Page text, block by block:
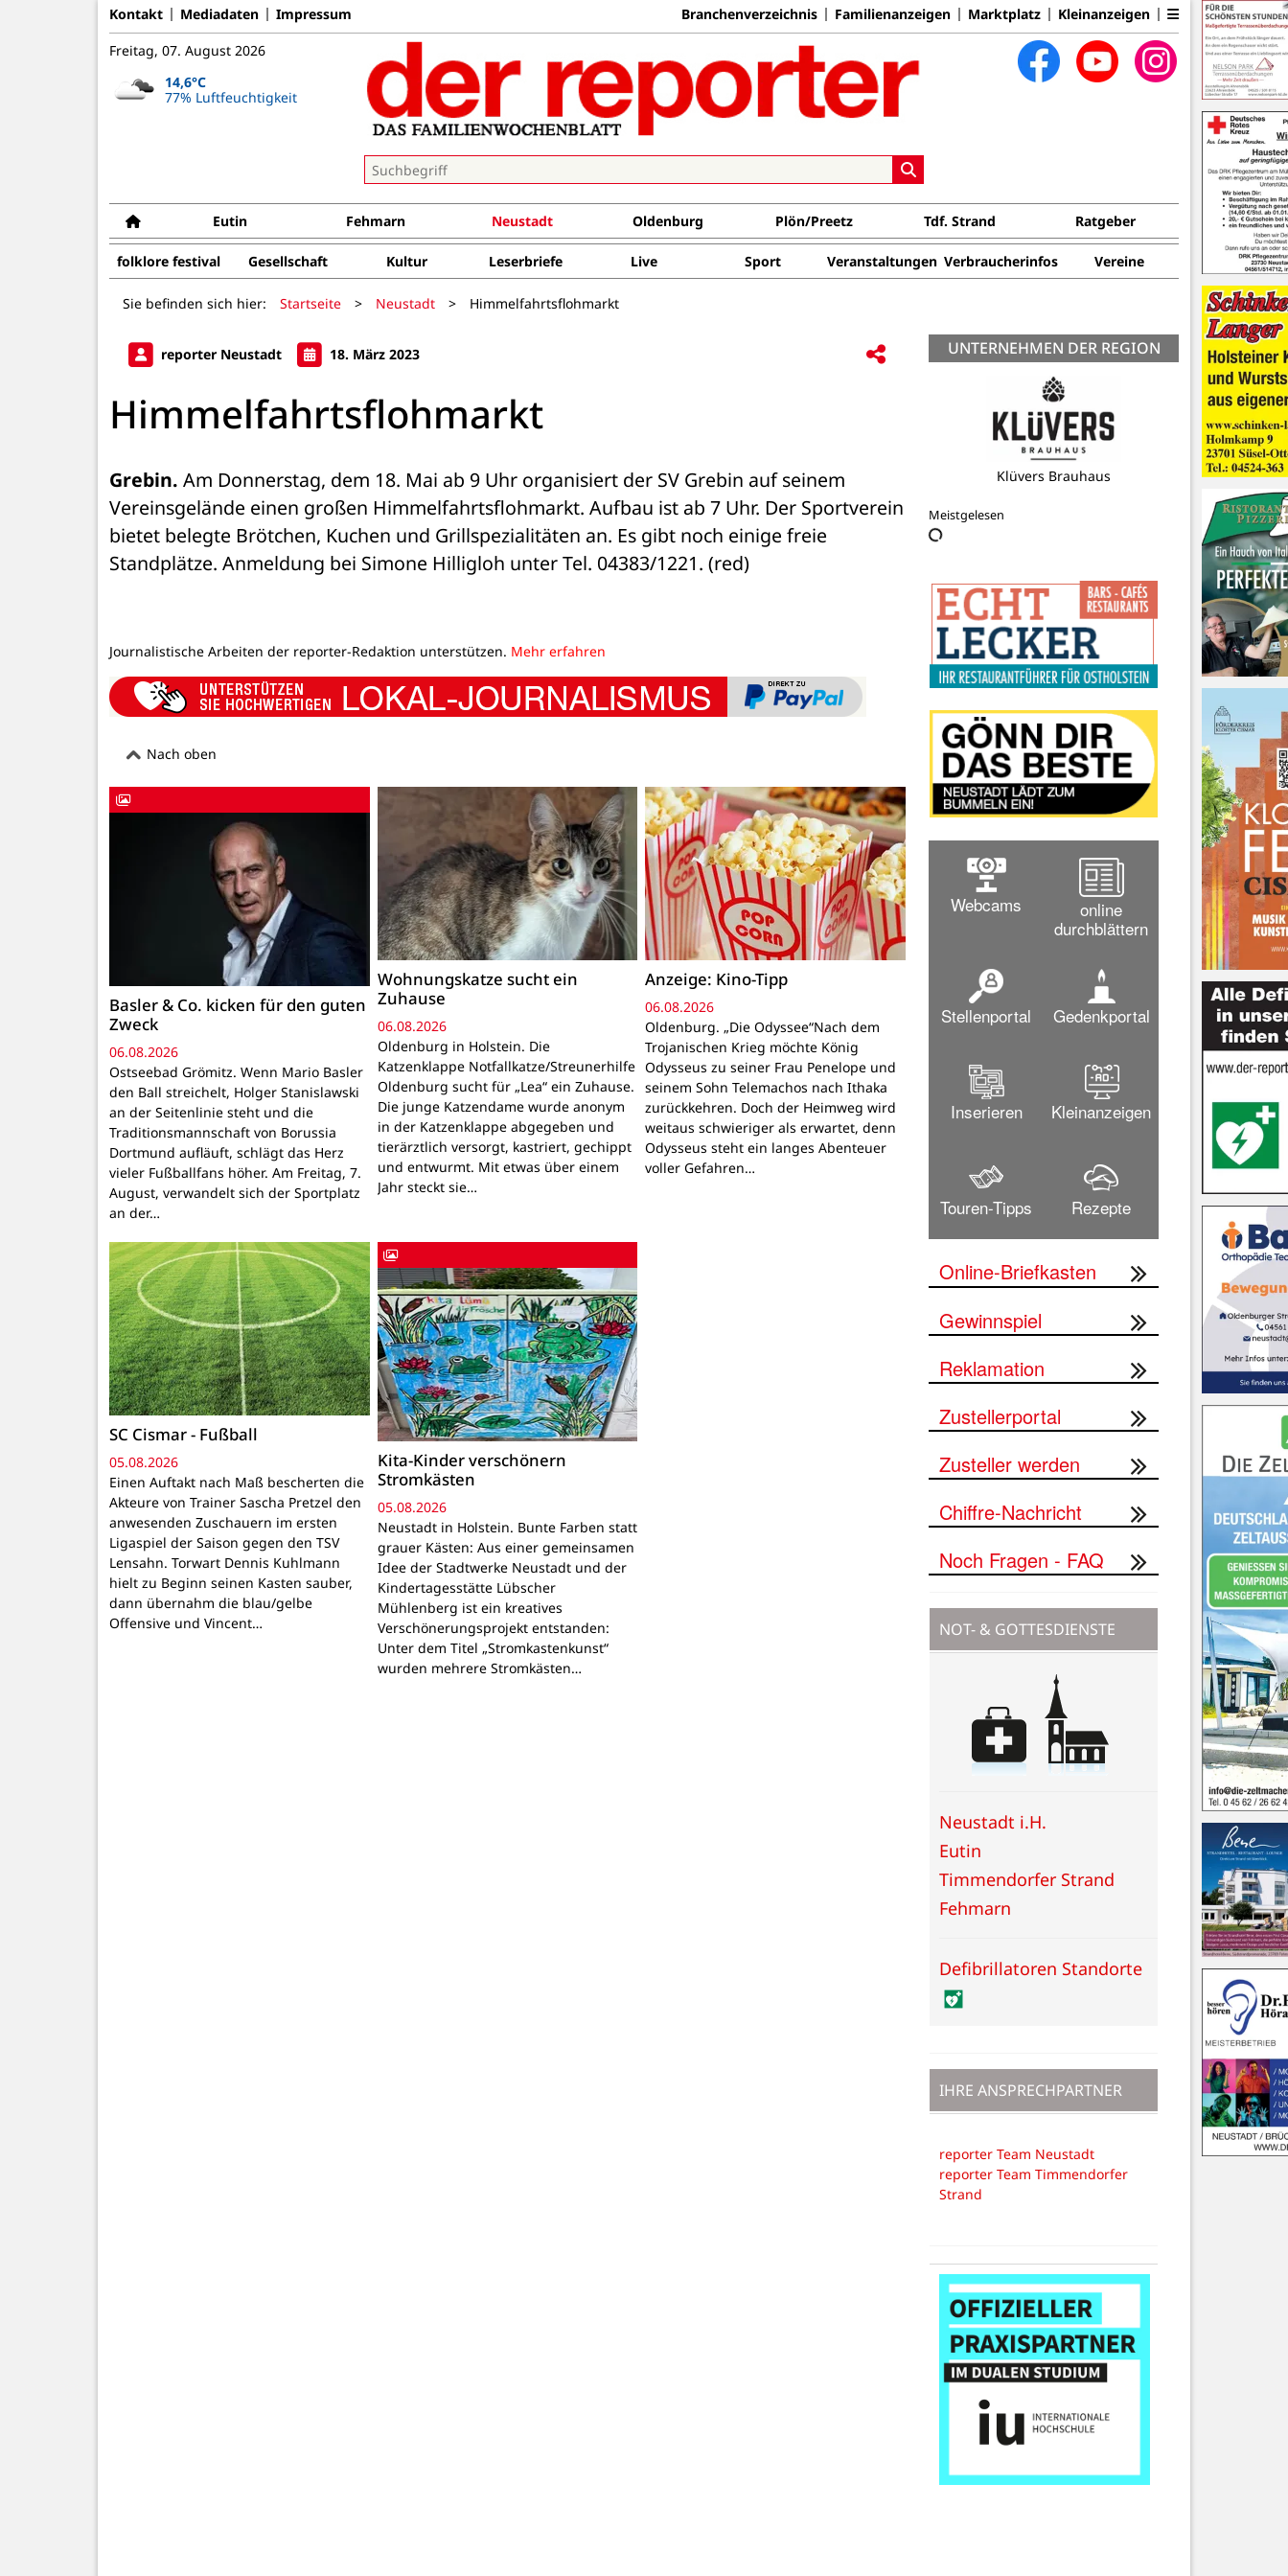
Kontakt Mediadaten Impressum Branchenverzeichnis Familienanzeigen Marktplatz Kleinanzeigen
Freitag, 07. August 2026
14,6°C
77% Luftfeuchtigkeit
Eutin Fehmarn Neustadt Oldenburg Plön/Preetz Tdf. Strand Ratgeber
folklore festival Gesellschaft Kultur Leserbriefe Live Sport Veranstaltungen Verbraucherinfos Vereine
Sie befinden sich hier: Startseite > Neustadt > Himmelfahrtsflohmarkt
reporter Neustadt 18. März 2023
Himmelfahrtsflohmarkt
Grebin. Am Donnerstag, dem 18. Mai ab 9 Uhr organisiert der SV Grebin auf seinem
Vereinsgelände einen großen Himmelfahrtsflohmarkt. Aufbau ist ab 7 Uhr. Der Sportverein
bietet belegte Brötchen, Kuchen und Grillspezialitäten an. Es gibt noch einige freie
Standplätze. Anmeldung bei Simone Hilligloh unter Tel. 04383/1221. (red)
Journalistische Arbeiten der reporter-Redaktion unterstützen. Mehr erfahren
Nach oben
Basler & Co. kicken für den guten
Zweck
06.08.2026
Ostseebad Grömitz. Wenn Mario Basler
den Ball streichelt, Holger Stanislawski
an der Seitenlinie steht und die
Traditionsmannschaft von Borussia
Dortmund aufläuft, schlägt das Herz
vieler Fußballfans höher. Am Freitag, 7.
August, verwandelt sich der Sportplatz
an der…
Wohnungskatze sucht ein
Zuhause
06.08.2026
Oldenburg in Holstein. Die
Katzenklappe Notfallkatze/Streunerhilfe
Oldenburg sucht für „Lea“ ein Zuhause.
Die junge Katzendame wurde anonym
in der Katzenklappe abgegeben und
tierärztlich versorgt, kastriert, gechippt
und entwurmt. Mit etwas über einem
Jahr steckt sie…
Anzeige: Kino-Tipp
06.08.2026
Oldenburg. „Die Odyssee“Nach dem
Trojanischen Krieg möchte König
Odysseus zu seiner Frau Penelope und
seinem Sohn Telemachos nach Ithaka
zurückkehren. Doch der Heimweg wird
weitaus schwieriger als erwartet, denn
Odysseus steht ein langes Abenteuer
voller Gefahren…
SC Cismar - Fußball
05.08.2026
Einen Auftakt nach Maß bescherten die
Akteure von Trainer Sascha Pretzel den
anwesenden Zuschauern im ersten
Ligaspiel der Saison gegen den TSV
Lensahn. Torwart Dennis Kuhlmann
hielt zu Beginn seinen Kasten sauber,
dann übernahm die blau/gelbe
Offensive und Vincent…
Kita-Kinder verschönern
Stromkästen
05.08.2026
Neustadt in Holstein. Bunte Farben statt
grauer Kästen: Aus einer gemeinsamen
Idee der Stadtwerke Neustadt und der
Kindertagesstätte Lübscher
Mühlenberg ist ein kreatives
Verschönerungsprojekt entstanden:
Unter dem Titel „Stromkastenkunst“
wurden mehrere Stromkästen…
UNTERNEHMEN DER REGION
Tourist-Info Sierksdorf
Meistgelesen
Webcams
online
durchblättern
Stellenportal Gedenkportal
Inserieren Kleinanzeigen
Touren-Tipps Rezepte
Online-Briefkasten
Gewinnspiel
Reklamation
Zustellerportal
Zusteller werden
Chiffre-Nachricht
Noch Fragen - FAQ
NOT- & GOTTESDIENSTE
Neustadt i.H.
Eutin
Timmendorfer Strand
Fehmarn
Defibrillatoren Standorte
IHRE ANSPRECHPARTNER
reporter Team Neustadt
reporter Team Timmendorfer
Strand